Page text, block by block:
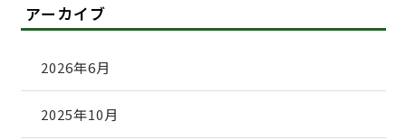
アーカイブ
2026年6月
2025年10月